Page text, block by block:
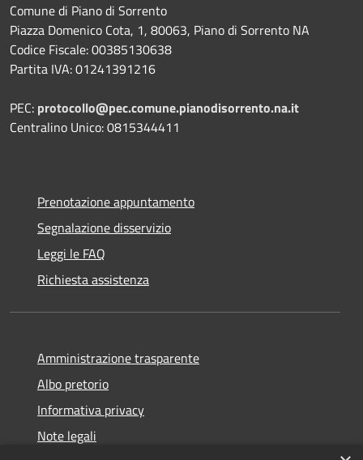
Comune di Piano di Sorrento
Piazza Domenico Cota, 1, 80063, Piano di Sorrento NA
Codice Fiscale: 00385130638
Partita IVA: 01241391216
PEC: protocollo@pec.comune.pianodisorrento.na.it
Centralino Unico: 0815344411
Prenotazione appuntamento
Segnalazione disservizio
Leggi le FAQ
Richiesta assistenza
Amministrazione trasparente
Albo pretorio
Informativa privacy
Note legali